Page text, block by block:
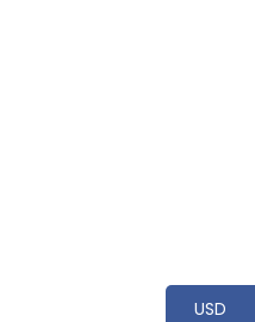
USD